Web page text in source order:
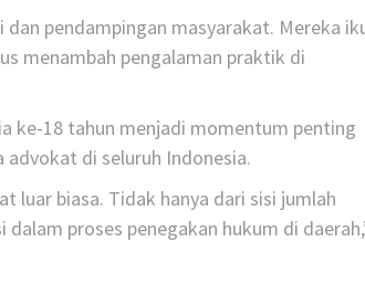
pendampingan masyarakat. Mereka
menambah pengalaman praktik di
ke-18 tahun menjadi momentum penting
di seluruh Indonesia.
luar biasa. Tidak hanya dari sisi jumlah
proses penegakan hukum di